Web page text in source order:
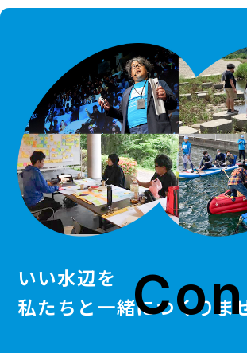
いい水辺を
私たちと一緒につくりま